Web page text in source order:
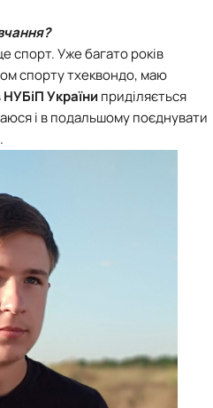
спорт. Уже багато років
спорту тхеквондо, маю
НУБіП України приділяється
і в подальшому поєднувати